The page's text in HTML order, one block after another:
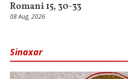
Romani 15, 30-33
08 Aug, 2026
Sinaxar